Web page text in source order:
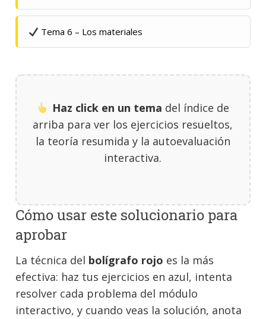
Tema 6 – Los materiales
Haz click en un tema del índice de
arriba para ver los ejercicios resueltos,
la teoría resumida y la autoevaluación
interactiva.
Cómo usar este solucionario para
aprobar
La técnica del bolígrafo rojo es la más
efectiva: haz tus ejercicios en azul, intenta
resolver cada problema del módulo
interactivo, y cuando veas la solución, anota